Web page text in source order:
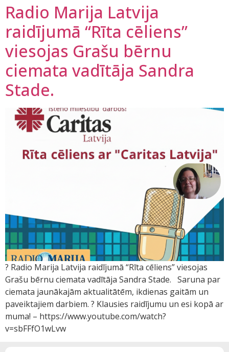
Radio Marija Latvija
raidījumā “Rīta cēliens”
viesojas Grašu bērnu
ciemata vadītāja Sandra
Stade.
?️ Radio Marija Latvija raidījumā “Rīta cēliens” viesojas
Grašu bērnu ciemata vadītāja Sandra Stade. Saruna par
ciemata jaunākajām aktualitātēm, ikdienas gaitām un
paveiktajiem darbiem. ? Klausies raidījumu un esi kopā ar
muma! – https://www.youtube.com/watch?
v=sbFFfO1wLvw